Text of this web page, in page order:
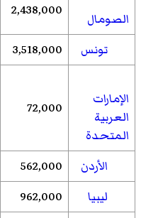
الصومال 2,438,000
تونس 3,518,000
الإمارات
العربية
المتحدة
72,000
الأردن 562,000
ليبيا
962,000